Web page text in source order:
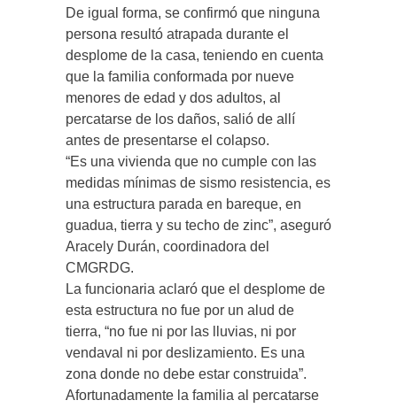
De igual forma, se confirmó que ninguna
persona resultó atrapada durante el
desplome de la casa, teniendo en cuenta
que la familia conformada por nueve
menores de edad y dos adultos, al
percatarse de los daños, salió de allí
antes de presentarse el colapso.
“Es una vivienda que no cumple con las
medidas mínimas de sismo resistencia, es
una estructura parada en bareque, en
guadua, tierra y su techo de zinc”, aseguró
Aracely Durán, coordinadora del
CMGRDG.
La funcionaria aclaró que el desplome de
esta estructura no fue por un alud de
tierra, “no fue ni por las lluvias, ni por
vendaval ni por deslizamiento. Es una
zona donde no debe estar construida”.
Afortunadamente la familia al percatarse